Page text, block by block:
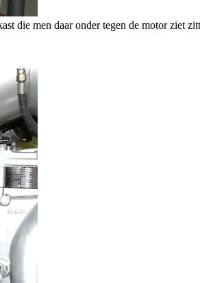
die men daar onder tegen de motor ziet